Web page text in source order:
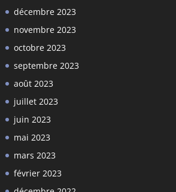
décembre 2023
novembre 2023
octobre 2023
septembre 2023
août 2023
juillet 2023
juin 2023
mai 2023
mars 2023
février 2023